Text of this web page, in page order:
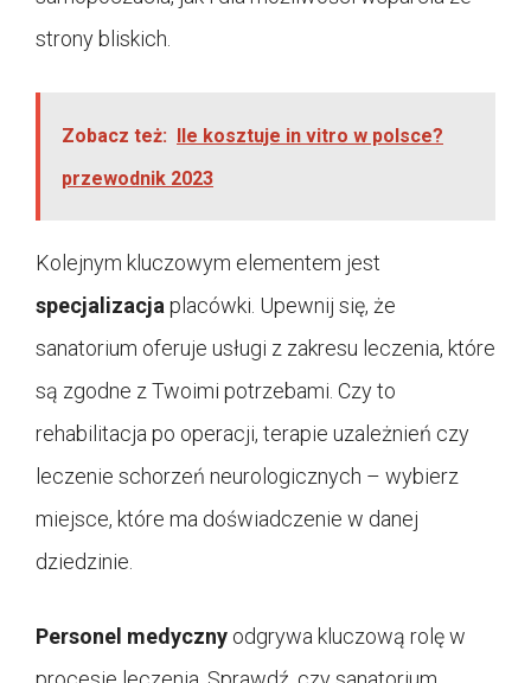
strony bliskich.
Zobacz też: Ile kosztuje in vitro w polsce?
przewodnik 2023
Kolejnym kluczowym elementem jest
specjalizacja placówki. Upewnij się, że
sanatorium oferuje usługi z zakresu leczenia, które
są zgodne z Twoimi potrzebami. Czy to
rehabilitacja po operacji, terapie uzależnień czy
leczenie schorzeń neurologicznych – wybierz
miejsce, które ma doświadczenie w danej
dziedzinie.
Personel medyczny odgrywa kluczową rolę w